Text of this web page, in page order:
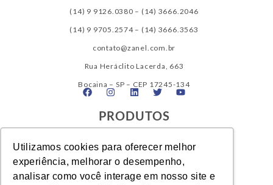
Utilizamos cookies para oferecer melhor
experiência, melhorar o desempenho,
analisar como você interage em nosso site e
(14) 9 9126.0380 – (14) 3666.2046
(14) 9 9705.2574– (14) 3666.3563
contato@zanel.com.br
Rua Heráclito Lacerda, 663
Bocaina – SP – CEP 17245-134
PRODUTOS
Aventais
Blusões